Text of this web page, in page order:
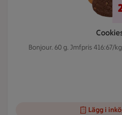
Bonjour. 60 g. Jmfpris 416:67/
Lägg i